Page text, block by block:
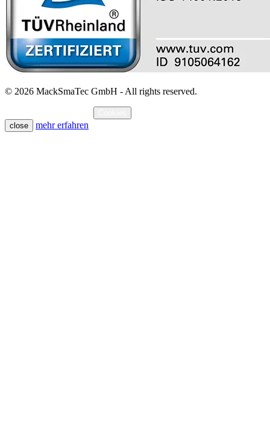
© 2026 MackSmaTec GmbH - All rights reserved.
close
mehr erfahren